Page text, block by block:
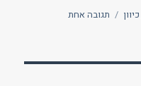
כיוון תגובה אחתעל
לשבור